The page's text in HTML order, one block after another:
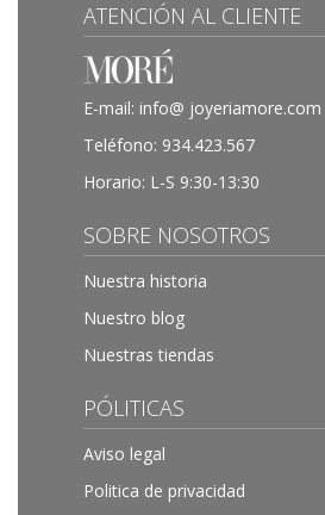
ATENCIÓN AL CLIENTE
E-mail: info@ joyeriamore.com
Teléfono: 934.423.567
Horario: L-S 9:30-13:30
SOBRE NOSOTROS
Nuestra historia
Nuestro blog
Nuestras tiendas
PÓLITICAS
Aviso legal
Politica de privacidad